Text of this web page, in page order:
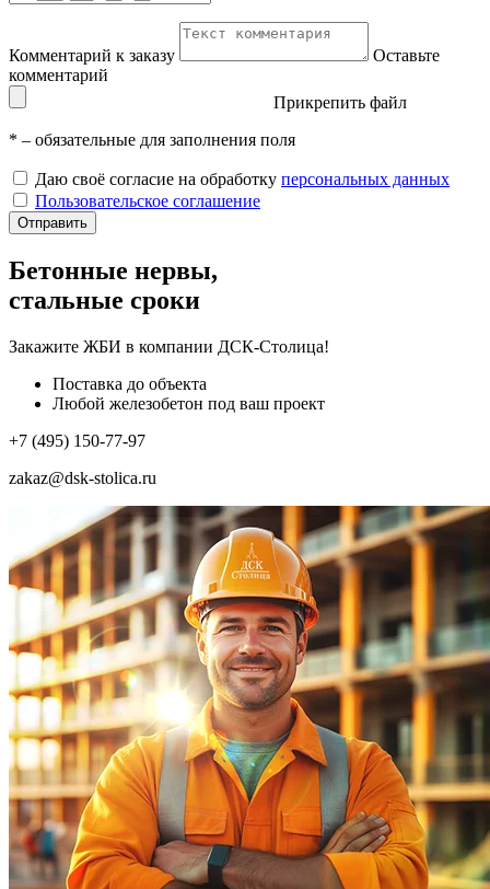
Комментарий к заказу
Оставьте
комментарий
Прикрепить файл
* – обязательные для заполнения поля
Даю своё согласие на обработку персональных данных
Пользовательское соглашение
Отправить
Бетонные нервы,
стальные сроки
Закажите ЖБИ в компании ДСК-Столица!
Поставка до объекта
Любой железобетон под ваш проект
+7 (495) 150-77-97
zakaz@dsk-stolica.ru